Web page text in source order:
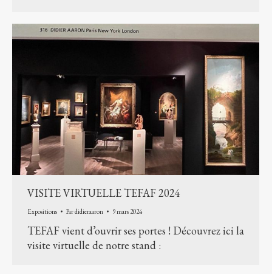
VISITE VIRTUELLE TEFAF 2024
Expositions Pardidieraaron 9 mars 2024
TEFAF vient d’ouvrir ses portes ! Découvrez ici la
visite virtuelle de notre stand :